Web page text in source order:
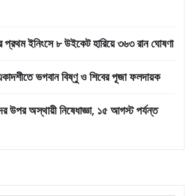
প্রথম ইনিংসে ৮ উইকেট হারিয়ে ৩৬৩ রান ঘোষণা
ভগবান বিষ্ণু ও শিবের পূজা ফলদায়ক
উপর অস্থায়ী নিষেধাজ্ঞা, ১৫ আগস্ট পর্যন্ত